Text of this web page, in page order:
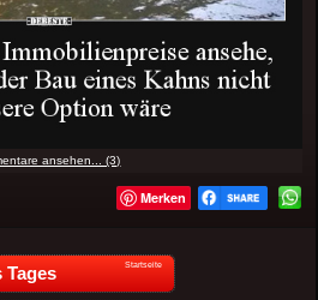
ansehen... (3)
Merken
Tages Startseite